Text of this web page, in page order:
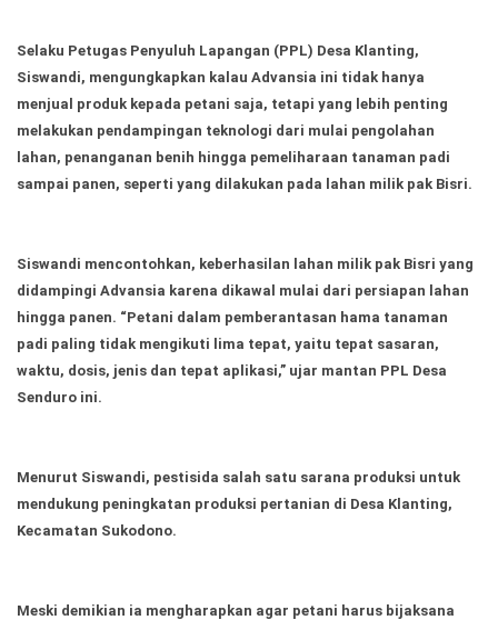
Selaku Petugas Penyuluh Lapangan (PPL) Desa Klanting,
Siswandi, mengungkapkan kalau Advansia ini tidak hanya
menjual produk kepada petani saja, tetapi yang lebih penting
melakukan pendampingan teknologi dari mulai pengolahan
lahan, penanganan benih hingga pemeliharaan tanaman padi
sampai panen, seperti yang dilakukan pada lahan milik pak Bisri.
Siswandi mencontohkan, keberhasilan lahan milik pak Bisri yang
didampingi Advansia karena dikawal mulai dari persiapan lahan
hingga panen. “Petani dalam pemberantasan hama tanaman
padi paling tidak mengikuti lima tepat, yaitu tepat sasaran,
waktu, dosis, jenis dan tepat aplikasi,” ujar mantan PPL Desa
Senduro ini.
Menurut Siswandi, pestisida salah satu sarana produksi untuk
mendukung peningkatan produksi pertanian di Desa Klanting,
Kecamatan Sukodono.
Meski demikian ia mengharapkan agar petani harus bijaksana